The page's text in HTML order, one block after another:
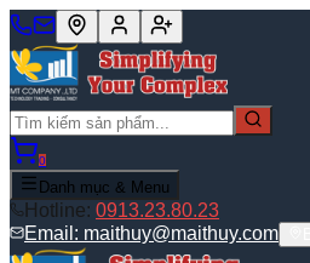
0
Danh mục & Menu
Hotline: 0913.23.80.23
Email: maithuy@maithuy.com